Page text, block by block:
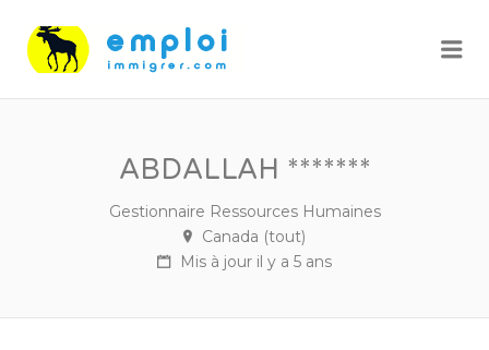
ABDALLAH *******
Gestionnaire Ressources Humaines
Canada (tout)
Mis à jour il y a 5 ans